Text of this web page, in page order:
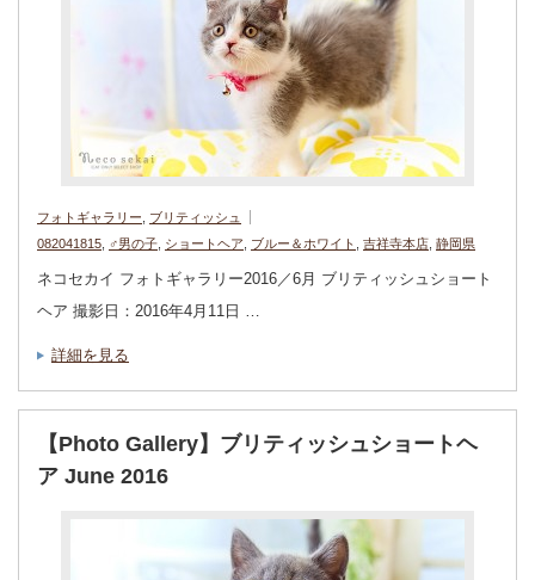
フォトギャラリー
ブリティッシュ
082041815
♂男の子 ショートヘア ブルー＆ホワイト 吉祥寺本店 静岡県
ネコセカイ フォトギャラリー2016／6月 ブリティッシュショート
ヘア 撮影日：2016年4月11日 …
詳細を見る
【Photo Gallery】ブリティッシュショートヘ
ア June 2016